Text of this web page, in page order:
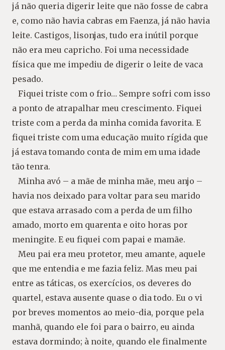
já não queria digerir leite que não fosse de cabra
e, como não havia cabras em Faenza, já não havia
leite. Castigos, lisonjas, tudo era inútil porque
não era meu capricho. Foi uma necessidade
física que me impediu de digerir o leite de vaca
pesado.
Fiquei triste com o frio… Sempre sofri com isso
a ponto de atrapalhar meu crescimento. Fiquei
triste com a perda da minha comida favorita. E
fiquei triste com uma educação muito rígida que
já estava tomando conta de mim em uma idade
tão tenra.
Minha avó – a mãe de minha mãe, meu anjo –
havia nos deixado para voltar para seu marido
que estava arrasado com a perda de um filho
amado, morto em quarenta e oito horas por
meningite. E eu fiquei com papai e mamãe.
Meu pai era meu protetor, meu amante, aquele
que me entendia e me fazia feliz. Mas meu pai
entre as táticas, os exercícios, os deveres do
quartel, estava ausente quase o dia todo. Eu o vi
por breves momentos ao meio-dia, porque pela
manhã, quando ele foi para o bairro, eu ainda
estava dormindo; à noite, quando ele finalmente